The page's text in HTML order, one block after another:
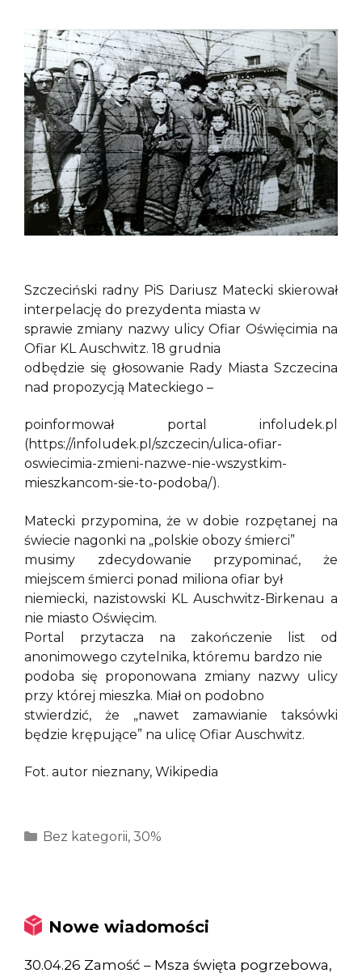
Szczeciński radny PiS Dariusz Matecki skierował
interpelację do prezydenta miasta w
sprawie zmiany nazwy ulicy Ofiar Oświęcimia na
Ofiar KL Auschwitz. 18 grudnia
odbędzie się głosowanie Rady Miasta Szczecina
nad propozycją Mateckiego –
poinformował portal infoludek.pl
(https://infoludek.pl/szczecin/ulica-ofiar-
oswiecimia-zmieni-nazwe-nie-wszystkim-
mieszkancom-sie-to-podoba/).
Matecki przypomina, że w dobie rozpętanej na
świecie nagonki na „polskie obozy śmierci”
musimy zdecydowanie przypominać, że
miejscem śmierci ponad miliona ofiar był
niemiecki, nazistowski KL Auschwitz-Birkenau a
nie miasto Oświęcim.
Portal przytacza na zakończenie list od
anonimowego czytelnika, któremu bardzo nie
podoba się proponowana zmiany nazwy ulicy
przy której mieszka. Miał on podobno
stwierdzić, że „nawet zamawianie taksówki
będzie krępujące” na ulicę Ofiar Auschwitz.
Fot. autor nieznany, Wikipedia
Kategorie
Bez kategorii, 30%
Nowe wiadomości
30.04.26 Zamość – Msza święta pogrzebowa,